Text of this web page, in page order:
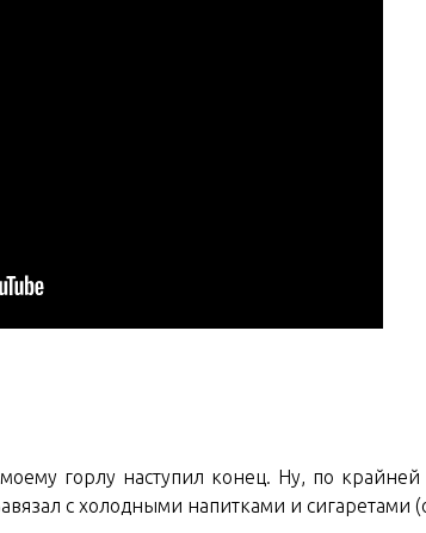
горлу наступил конец. Ну, по
с холодными напитками и